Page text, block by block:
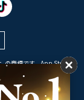
の商標です。App Store は